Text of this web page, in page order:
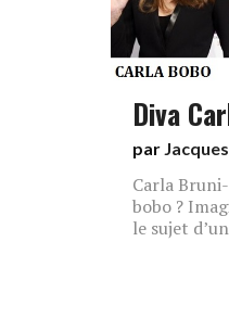
Diva
par
Carla
bobo ?
le sujet